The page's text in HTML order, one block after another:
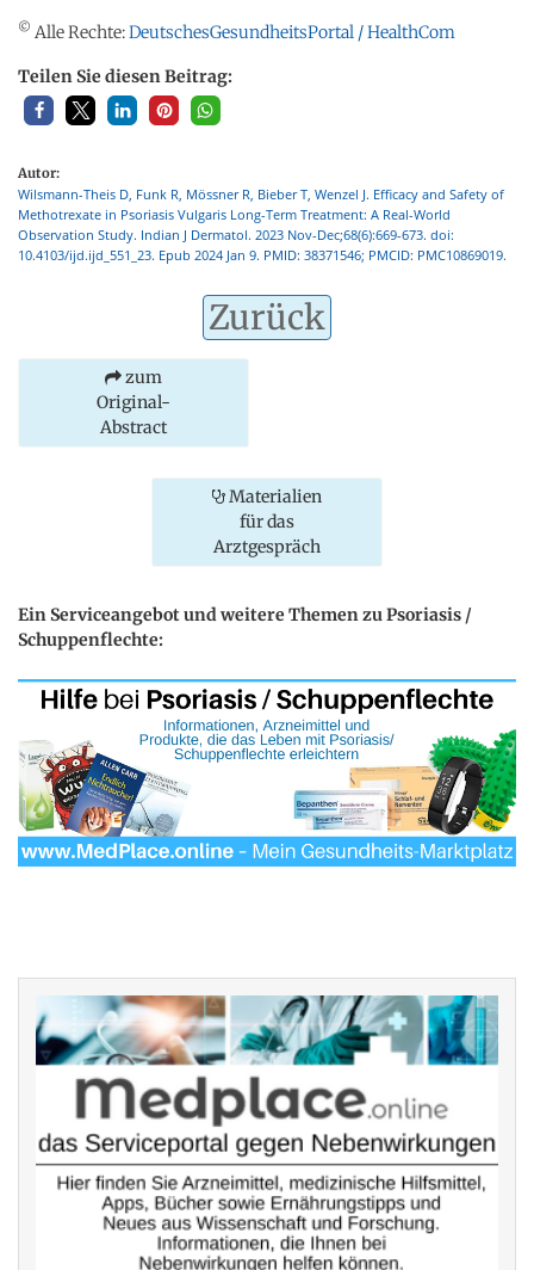
© Alle Rechte:DeutschesGesundheitsPortal / HealthCom
Teilen Sie diesen Beitrag:
Autor:
Wilsmann-Theis D, Funk R, Mössner R, Bieber T, Wenzel J. Efficacy and Safety of
Methotrexate in Psoriasis Vulgaris Long-Term Treatment: A Real-World
Observation Study. Indian J Dermatol. 2023 Nov-Dec;68(6):669-673. doi:
10.4103/ijd.ijd_551_23. Epub 2024 Jan 9. PMID: 38371546; PMCID: PMC10869019.
Zurück
zum
Original-
Abstract
Materialien
für das
Arztgespräch
Ein Serviceangebot und weitere Themen zu Psoriasis /
Schuppenflechte: